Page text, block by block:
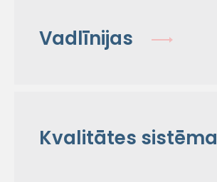
Vadlīnijas
Kvalitātes sistēma